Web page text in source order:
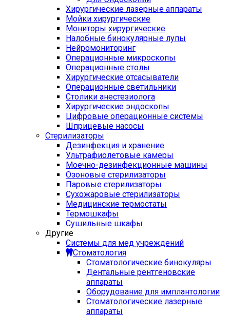
Хирургические лазерные аппараты
Мойки хирургические
Мониторы хирургические
Налобные бинокулярные лупы
Нейромониторинг
Операционные микроскопы
Операционные столы
Хирургические отсасыватели
Операционные светильники
Столики анестезиолога
Хирургические эндоскопы
Цифровые операционные системы
Шприцевые насосы
Стерилизаторы
Дезинфекция и хранение
Ультрафиолетовые камеры
Моечно-дезинфекционные машины
Озоновые стерилизаторы
Паровые стерилизаторы
Сухожаровые стерилизаторы
Медицинские термостаты
Термошкафы
Сушильные шкафы
Другие
Системы для мед учреждений
Стоматология
Стоматологические бинокуляры
Дентальные рентгеновские
аппараты
Оборудование для имплантологии
Стоматологические лазерные
аппараты